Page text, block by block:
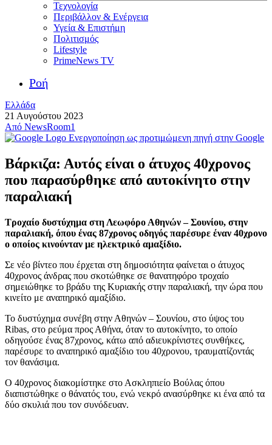
Τεχνολογία
Περιβάλλον & Ενέργεια
Υγεία & Επιστήμη
Πολιτισμός
Lifestyle
PrimeNews TV
Ροή
Ελλάδα
21 Αυγούστου 2023
Από NewsRoom1
Ενεργοποίηση ως προτιμώμενη πηγή στην Google
Βάρκιζα: Αυτός είναι ο άτυχος 40χρονος
που παρασύρθηκε από αυτοκίνητο στην
παραλιακή
Τροχαίο δυστύχημα στη Λεωφόρο Αθηνών – Σουνίου, στην
παραλιακή, όπου ένας 87χρονος οδηγός παρέσυρε έναν 40χρονο
ο οποίος κινούνταν με ηλεκτρικό αμαξίδιο.
Σε νέο βίντεο που έρχεται στη δημοσιότητα φαίνεται ο άτυχος
40χρονος άνδρας που σκοτώθηκε σε θανατηφόρο τροχαίο
σημειώθηκε το βράδυ της Κυριακής στην παραλιακή, την ώρα που
κινείτο με αναπηρικό αμαξίδιο.
Το δυστύχημα συνέβη στην Αθηνών – Σουνίου, στο ύψος του
Ribas, στο ρεύμα προς Αθήνα, όταν το αυτοκίνητο, το οποίο
οδηγούσε ένας 87χρονος, κάτω από αδιευκρίνιστες συνθήκες,
παρέσυρε το αναπηρικό αμαξίδιο του 40χρονου, τραυματίζοντάς
τον θανάσιμα.
Ο 40χρονος διακομίστηκε στο Ασκληπιείο Βούλας όπου
διαπιστώθηκε ο θάνατός του, ενώ νεκρό ανασύρθηκε κι ένα από τα
δύο σκυλιά που τον συνόδευαν.